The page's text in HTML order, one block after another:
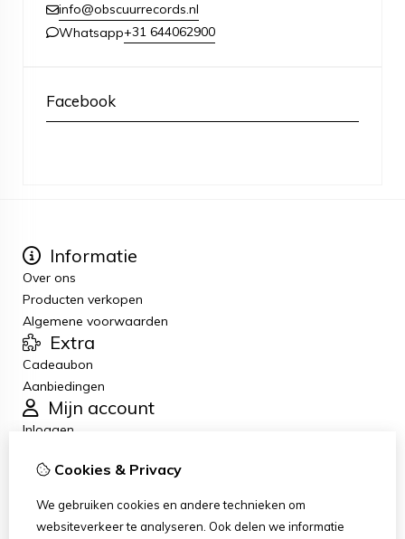
info@obscuurrecords.nl
Whatsapp+31 644062900
Facebook
Informatie
Over ons
Producten verkopen
Algemene voorwaarden
Extra
Cadeaubon
Aanbiedingen
Mijn account
Inloggen
Verlanglijst
Klantenservice
Cookies & Privacy
We gebruiken cookies en andere technieken om
websiteverkeer te analyseren. Ook delen we informatie